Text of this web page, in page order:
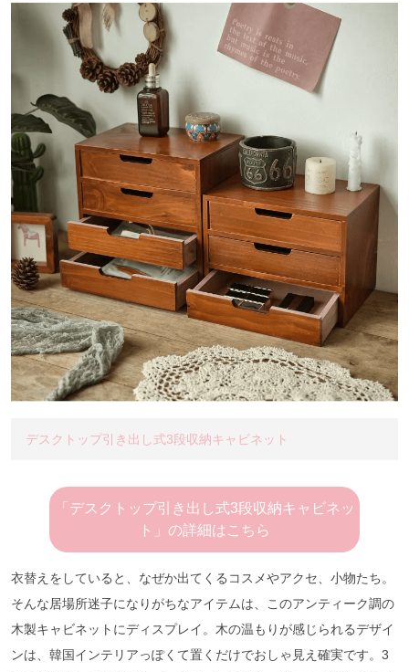
デスクトップ引き出し式3段収納キャビネット
「デスクトップ引き出し式3段収納キャビネッ
ト」の詳細はこちら
衣替えをしていると、なぜか出てくるコスメやアクセ、小物たち。
そんな居場所迷子になりがちなアイテムは、このアンティーク調の
木製キャビネットにディスプレイ。木の温もりが感じられるデザイ
ンは、韓国インテリアっぽくて置くだけでおしゃ見え確実です。3